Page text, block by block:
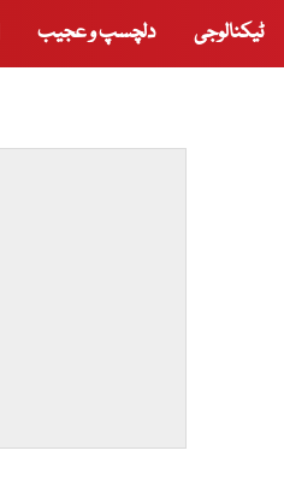
ٹیکنالوجی دلچسپ و عجیب